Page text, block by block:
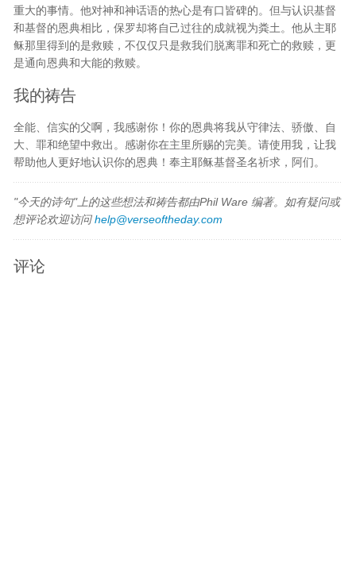
重大的事情。他对神和神话语的热心是有口皆碑的。但与认识基督
和基督的恩典相比，保罗却将自己过往的成就视为粪土。他从主耶
稣那里得到的是救赎，不仅仅只是救我们脱离罪和死亡的救赎，更
是通向恩典和大能的救赎。
我的祷告
全能、信实的父啊，我感谢你！你的恩典将我从守律法、骄傲、自
大、罪和绝望中救出。感谢你在主里所赐的完美。请使用我，让我
帮助他人更好地认识你的恩典！奉主耶稣基督圣名祈求，阿们。
"今天的诗句"上的这些想法和祷告都由Phil Ware 编著。如有疑问或
想评论欢迎访问help@verseoftheday.com
评论